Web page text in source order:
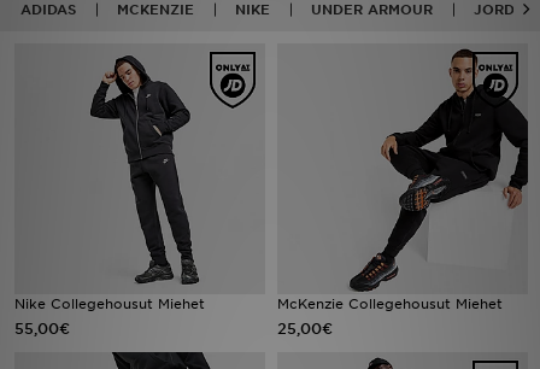
ADIDAS MCKENZIE NIKE UNDER ARMOUR JORDAN
Nike Collegehousut Miehet
55,00€
McKenzie Collegehousut Miehet
25,00€
Jalkapallo
Lataa JD-sovellus
Minun viestini
Asiakaspalvelu ja tietoa